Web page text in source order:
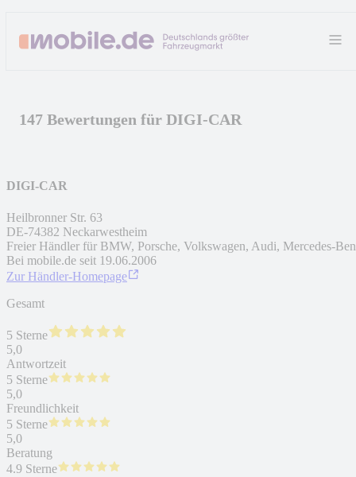
147 Bewertungen für DIGI-CAR
DIGI-CAR
Heilbronner Str. 63
DE-74382 Neckarwestheim
Freier Händler für BMW, Porsche, Volkswagen, Audi, Mercedes-
Bei mobile.de seit 19.06.2006
Zur Händler-Homepage
Gesamt
5 Sterne
5,0
Antwortzeit
5 Sterne
5,0
Freundlichkeit
5 Sterne
5,0
Beratung
4.9 Sterne